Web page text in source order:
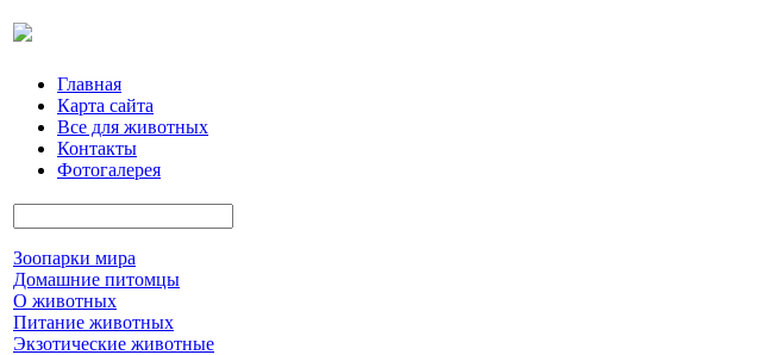
Главная
Карта сайта
Все для животных
Контакты
Фотогалерея
Зоопарки мира
Домашние питомцы
О животных
Питание животных
Экзотические животные